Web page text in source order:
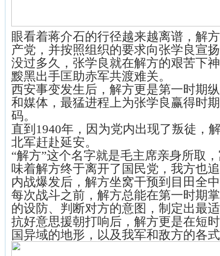
眼看着蒋介石的行径越来越离谱，解
产党，并按照组织的要求向张学良宣
没过多久，张学良就在解方的艰苦下
黢黑出手匡助赤军共渡难关。
西安事变发生后，解方更是第一时期
和媒体，最猛进程上为张学良赢得时
码。
直到1940年，因为党内出现了叛徒，
北军赶赴延安。
“解方”这个名字就是毛主席亲身所取
味着解方终于离开了国民党，我方也
内战爆发后，解方坐窝干预到目田全
每次战斗之前，解方总能在第一时期
的设防、判断对方的意图，制定出最
抗好意思援朝打响后，解方更是在短
国异域的地形，以及我军和敌方的各